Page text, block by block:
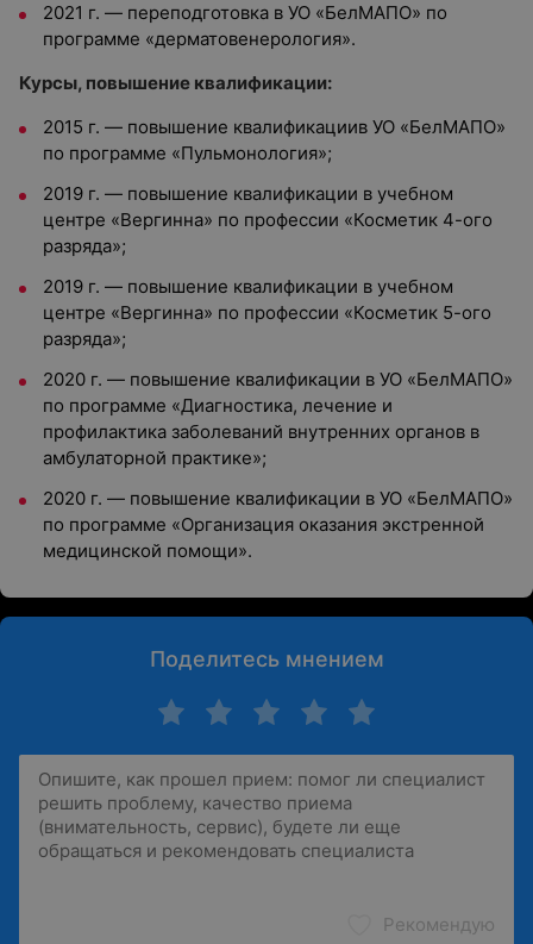
2021 г. — переподготовка в УО «БелМАПО» по
программе «дерматовенерология».
Курсы, повышение квалификации:
2015 г. — повышение квалификациив УО «БелМАПО»
по программе «Пульмонология»;
2019 г. — повышение квалификации в учебном
центре «Вергинна» по профессии «Косметик 4-ого
разряда»;
2019 г. — повышение квалификации в учебном
центре «Вергинна» по профессии «Косметик 5-ого
разряда»;
2020 г. — повышение квалификации в УО «БелМАПО»
по программе «Диагностика, лечение и
профилактика заболеваний внутренних органов в
амбулаторной практике»;
2020 г. — повышение квалификации в УО «БелМАПО»
по программе «Организация оказания экстренной
медицинской помощи».
Поделитесь мнением
Рекомендую